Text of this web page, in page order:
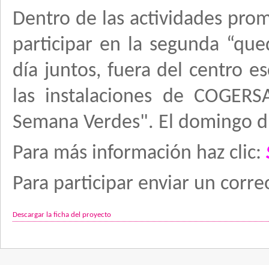
Dentro de las actividades
participar en la segunda
día juntos, fuera del centro
las instalaciones de
Semana Verdes". El domingo
Para más información haz clic:
Para participar enviar un
Descargar la ficha del proyecto